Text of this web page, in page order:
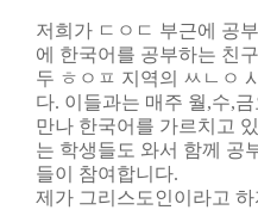
저희가 ㄷㅇㄷ 부근에 공
에 한국어를 공부하는 친
두 ㅎㅇㅍ 지역의 ㅆㄴㅇ
다. 이들과는 매주 월,수,
만나 한국어를 가르치고
는 학생들도 와서 함께 공
들이 참여합니다.
제가 그리스도인이라고